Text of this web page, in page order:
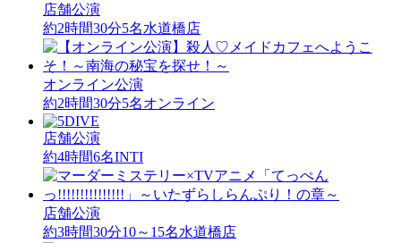
店舗公演
約2時間30分5名水道橋店
オンライン公演
約2時間30分5名オンライン
店舗公演
約4時間6名INTI
店舗公演
約3時間30分10～15名水道橋店